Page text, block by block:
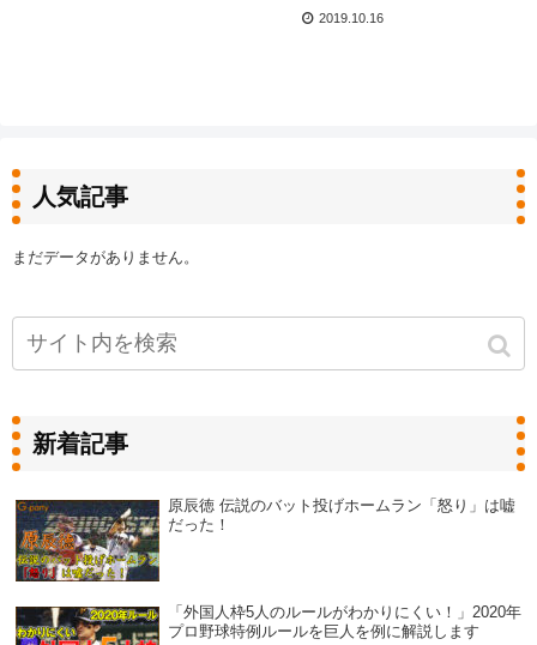
2019.10.16
人気記事
まだデータがありません。
新着記事
原辰徳 伝説のバット投げホームラン「怒り」は嘘
だった！
「外国人枠5人のルールがわかりにくい！」2020年
プロ野球特例ルールを巨人を例に解説します